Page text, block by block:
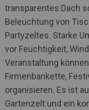
transparentes Dach
Beleuchtung von
Partyzeltes. Starke
vor Feuchtigkeit,
Veranstaltung
Firmenbankette,
organisieren. Es ist
Gartenzelt und ein